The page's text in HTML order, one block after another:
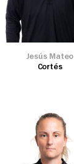
Jesús Mateo
Cortés